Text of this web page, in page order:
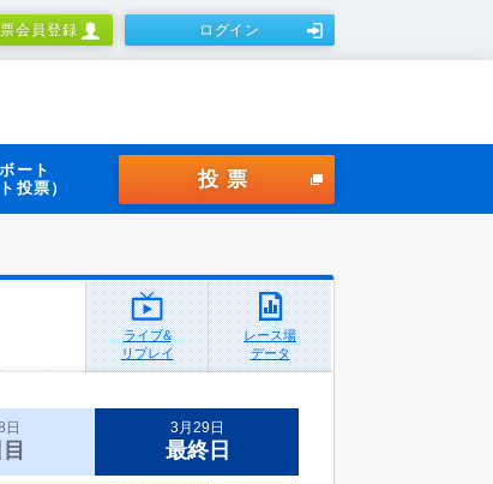
会員登録 ログイン
ート
投票）
投票
ライブ&
リプレイ
レース場
データ
日 3月29日
最終日